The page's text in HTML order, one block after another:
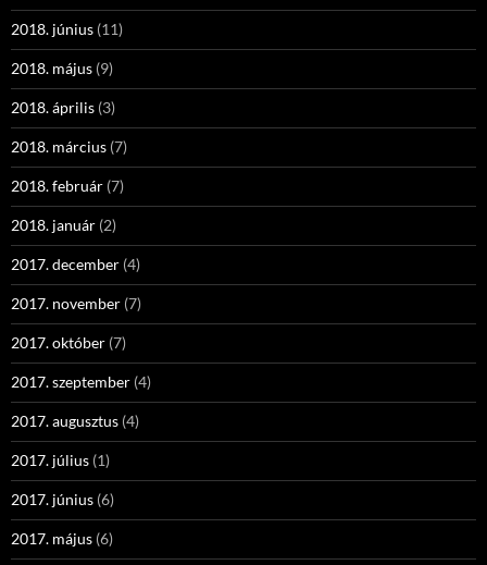
2018. június (11)
2018. május (9)
2018. április (3)
2018. március (7)
2018. február (7)
2018. január (2)
2017. december (4)
2017. november (7)
2017. október (7)
2017. szeptember (4)
2017. augusztus (4)
2017. július (1)
2017. június (6)
2017. május (6)